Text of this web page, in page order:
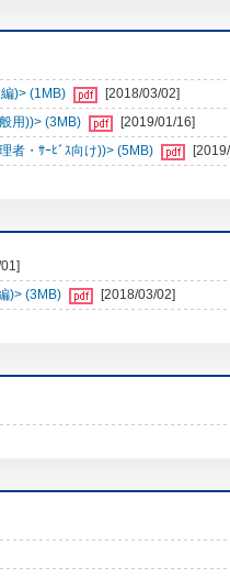
)> (1MB)
[2018/03/02]
用))> (3MB)
[2019/01/16]
者・ｻｰﾋﾞｽ向け))> (5MB)
)> (3MB)
[2018/03/02]